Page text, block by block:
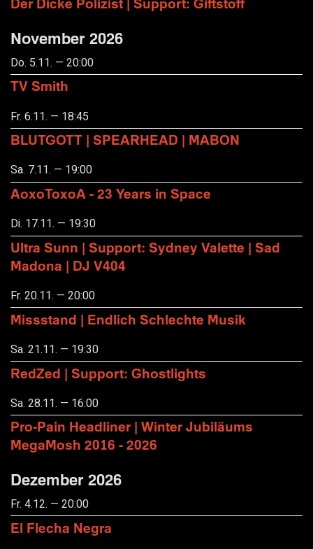
November 2026
Do. 5.11. — 20:00
TV Smith
Fr. 6.11. — 18:45
BLUTGOTT | SPEARHEAD | MABON
Sa. 7.11. — 19:00
AoxoToxoA - 23 Years in Space
Di. 17.11. — 19:30
Ultra Sunn | Support: Sydney Valette | Sad
Madona | DJ V404
Fr. 20.11. — 20:00
Missstand | Endlich Schlechte Musik
Sa. 21.11. — 19:30
RedZed | Support: Ghostlights
Sa. 28.11. — 16:00
Pro-Pain Headliner | Winter Jubiläums
MegaMosh 2016 - 2026
Dezember 2026
Fr. 4.12. — 20:00
El Flecha Negra